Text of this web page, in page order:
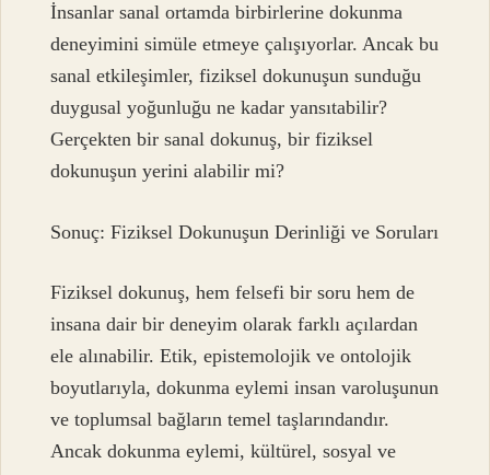
İnsanlar sanal ortamda birbirlerine dokunma
deneyimini simüle etmeye çalışıyorlar. Ancak bu
sanal etkileşimler, fiziksel dokunuşun sunduğu
duygusal yoğunluğu ne kadar yansıtabilir?
Gerçekten bir sanal dokunuş, bir fiziksel
dokunuşun yerini alabilir mi?
Sonuç: Fiziksel Dokunuşun Derinliği ve Soruları
Fiziksel dokunuş, hem felsefi bir soru hem de
insana dair bir deneyim olarak farklı açılardan
ele alınabilir. Etik, epistemolojik ve ontolojik
boyutlarıyla, dokunma eylemi insan varoluşunun
ve toplumsal bağların temel taşlarındandır.
Ancak dokunma eylemi, kültürel, sosyal ve